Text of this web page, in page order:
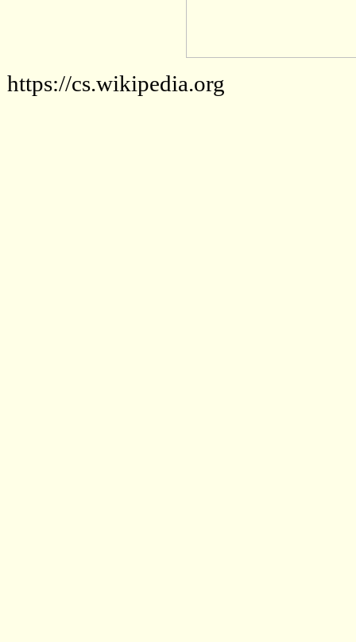
https://cs.wikipedia.org